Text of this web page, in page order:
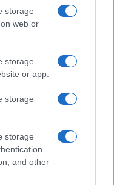
storage
web or
storage
or app.
storage
storage
and other
najvišjem številu
iz Avstralije, kjer so
potrdili 723.
od začetka
dnevu umrlo še
žrtev preseglo